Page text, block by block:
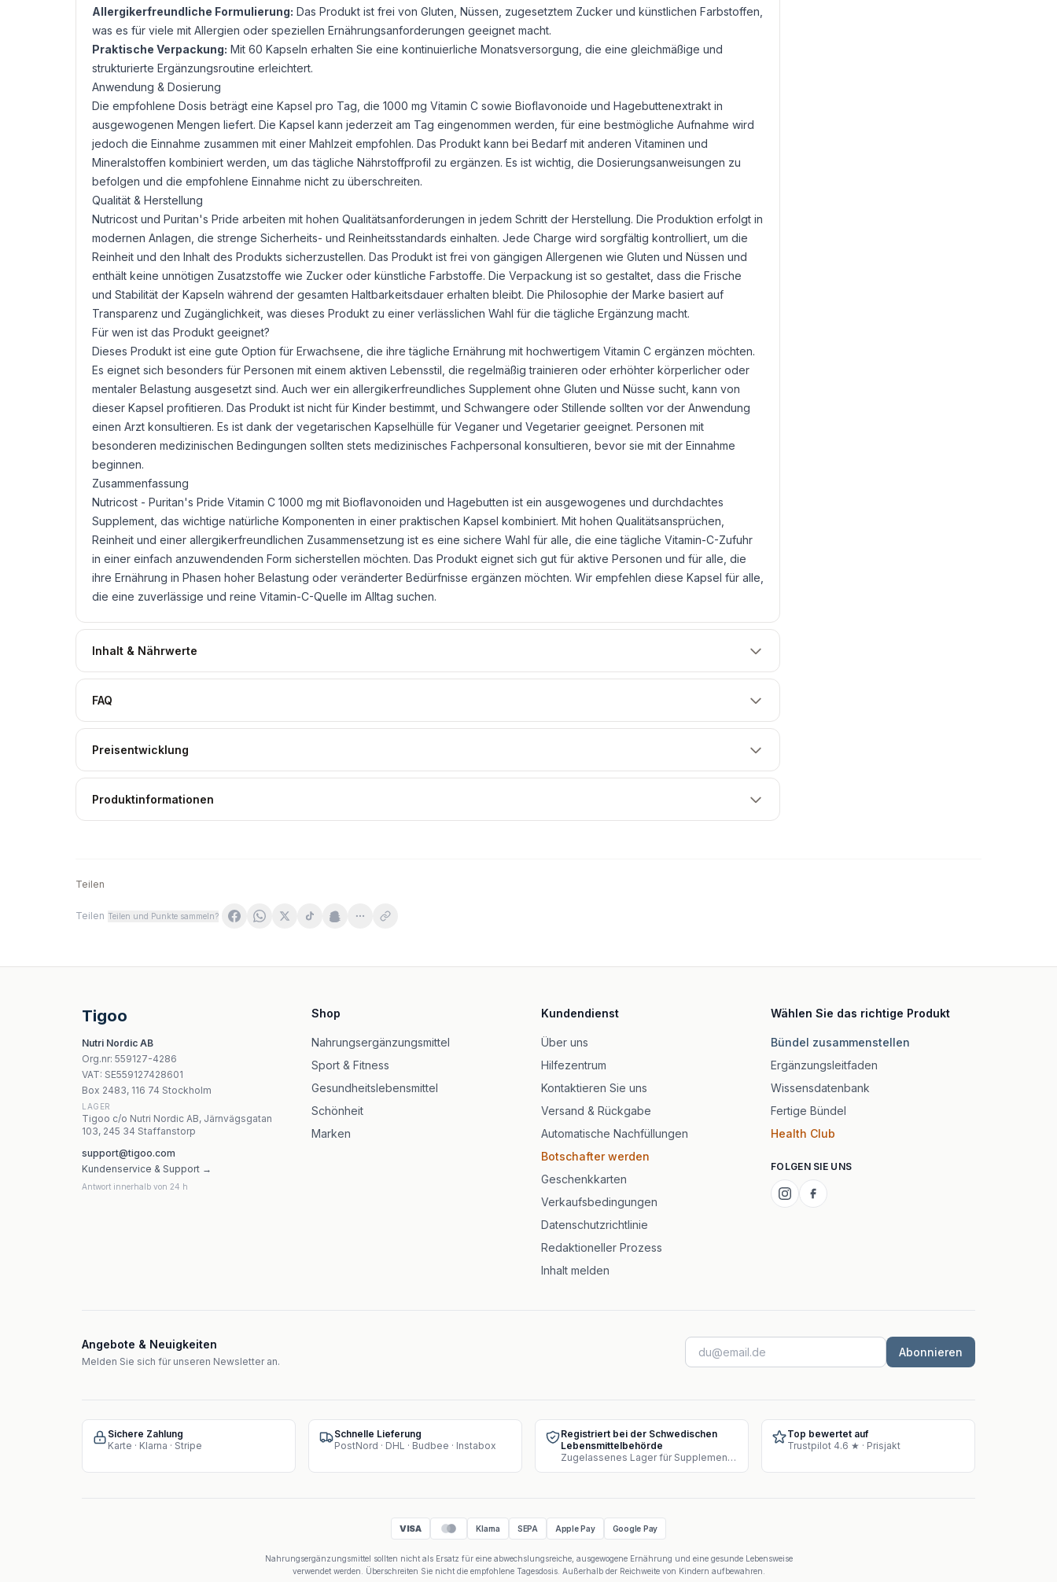
Allergikerfreundliche Formulierung: Das Produkt ist frei von Gluten, Nüssen, zugesetztem Zucker und künstlichen Farbstoffen,
was es für viele mit Allergien oder speziellen Ernährungsanforderungen geeignet macht.
Praktische Verpackung: Mit 60 Kapseln erhalten Sie eine kontinuierliche Monatsversorgung, die eine gleichmäßige und
strukturierte Ergänzungsroutine erleichtert.
Anwendung & Dosierung
Die empfohlene Dosis beträgt eine Kapsel pro Tag, die 1000 mg Vitamin C sowie Bioflavonoide und Hagebuttenextrakt in
ausgewogenen Mengen liefert. Die Kapsel kann jederzeit am Tag eingenommen werden, für eine bestmögliche Aufnahme wird
jedoch die Einnahme zusammen mit einer Mahlzeit empfohlen. Das Produkt kann bei Bedarf mit anderen Vitaminen und
Mineralstoffen kombiniert werden, um das tägliche Nährstoffprofil zu ergänzen. Es ist wichtig, die Dosierungsanweisungen zu
befolgen und die empfohlene Einnahme nicht zu überschreiten.
Qualität & Herstellung
Nutricost und Puritan's Pride arbeiten mit hohen Qualitätsanforderungen in jedem Schritt der Herstellung. Die Produktion erfolgt in
modernen Anlagen, die strenge Sicherheits- und Reinheitsstandards einhalten. Jede Charge wird sorgfältig kontrolliert, um die
Reinheit und den Inhalt des Produkts sicherzustellen. Das Produkt ist frei von gängigen Allergenen wie Gluten und Nüssen und
enthält keine unnötigen Zusatzstoffe wie Zucker oder künstliche Farbstoffe. Die Verpackung ist so gestaltet, dass die Frische
und Stabilität der Kapseln während der gesamten Haltbarkeitsdauer erhalten bleibt. Die Philosophie der Marke basiert auf
Transparenz und Zugänglichkeit, was dieses Produkt zu einer verlässlichen Wahl für die tägliche Ergänzung macht.
Für wen ist das Produkt geeignet?
Dieses Produkt ist eine gute Option für Erwachsene, die ihre tägliche Ernährung mit hochwertigem Vitamin C ergänzen möchten.
Es eignet sich besonders für Personen mit einem aktiven Lebensstil, die regelmäßig trainieren oder erhöhter körperlicher oder
mentaler Belastung ausgesetzt sind. Auch wer ein allergikerfreundliches Supplement ohne Gluten und Nüsse sucht, kann von
dieser Kapsel profitieren. Das Produkt ist nicht für Kinder bestimmt, und Schwangere oder Stillende sollten vor der Anwendung
einen Arzt konsultieren. Es ist dank der vegetarischen Kapselhülle für Veganer und Vegetarier geeignet. Personen mit
besonderen medizinischen Bedingungen sollten stets medizinisches Fachpersonal konsultieren, bevor sie mit der Einnahme
beginnen.
Zusammenfassung
Nutricost - Puritan's Pride Vitamin C 1000 mg mit Bioflavonoiden und Hagebutten ist ein ausgewogenes und durchdachtes
Supplement, das wichtige natürliche Komponenten in einer praktischen Kapsel kombiniert. Mit hohen Qualitätsansprüchen,
Reinheit und einer allergikerfreundlichen Zusammensetzung ist es eine sichere Wahl für alle, die eine tägliche Vitamin-C-Zufuhr
in einer einfach anzuwendenden Form sicherstellen möchten. Das Produkt eignet sich gut für aktive Personen und für alle, die
ihre Ernährung in Phasen hoher Belastung oder veränderter Bedürfnisse ergänzen möchten. Wir empfehlen diese Kapsel für alle,
die eine zuverlässige und reine Vitamin-C-Quelle im Alltag suchen.
Inhalt & Nährwerte
FAQ
Preisentwicklung
Produktinformationen
Teilen
Teilen Teilen und Punkte sammeln?
EkaMedica Sok z aceroli 1l
Nature'S Truth Tranbärskoncentrat Plus Vitamin C 90 kapslar
Kräuterhaus Sanct Bernhard Acerola - 300 kapslar
Natural Factors Vitamin C 500mg 100% Naturliga Fruktgodis
Nutricost Pregnenolone 30mg - 120 kapslar
Tigoo
Nutri Nordic AB
Org.nr: 559127-4286
VAT: SE559127428601
Box 2483, 116 74 Stockholm
LAGER
Tigoo c/o Nutri Nordic AB, Järnvägsgatan
103, 245 34 Staffanstorp
support@tigoo.com
Kundenservice & Support →
Antwort innerhalb von 24 h
Shop
Nahrungsergänzungsmittel
Sport & Fitness
Gesundheitslebensmittel
Schönheit
Marken
Kundendienst
Über uns
Hilfezentrum
Kontaktieren Sie uns
Versand & Rückgabe
Automatische Nachfüllungen
Botschafter werden
Geschenkkarten
Verkaufsbedingungen
Datenschutzrichtlinie
Redaktioneller Prozess
Inhalt melden
Wählen Sie das richtige Produkt
Bündel zusammenstellen
Ergänzungsleitfaden
Wissensdatenbank
Fertige Bündel
Health Club
FOLGEN SIE UNS
Angebote & Neuigkeiten
Melden Sie sich für unseren Newsletter an.
Abonnieren
Sichere Zahlung
Karte · Klarna · Stripe
Schnelle Lieferung
PostNord · DHL · Budbee · Instabox
Registriert bei der Schwedischen
Lebensmittelbehörde
Zugelassenes Lager für Supplement-Verkauf
Top bewertet auf
Trustpilot 4.6 ★ · Prisjakt
VISA Klarna SEPA Apple Pay Google Pay
Nahrungsergänzungsmittel sollten nicht als Ersatz für eine abwechslungsreiche, ausgewogene Ernährung und eine gesunde Lebensweise
verwendet werden. Überschreiten Sie nicht die empfohlene Tagesdosis. Außerhalb der Reichweite von Kindern aufbewahren.